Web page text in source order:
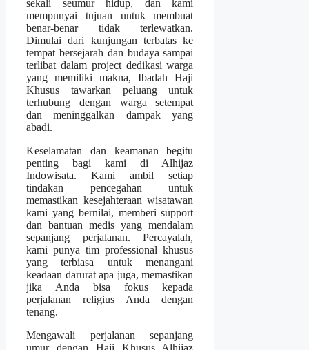
sekali seumur hidup, dan kami
mempunyai tujuan untuk membuat
benar-benar tidak terlewatkan.
Dimulai dari kunjungan terbatas ke
tempat bersejarah dan budaya sampai
terlibat dalam project dedikasi warga
yang memiliki makna, Ibadah Haji
Khusus tawarkan peluang untuk
terhubung dengan warga setempat
dan meninggalkan dampak yang
abadi.
Keselamatan dan keamanan begitu
penting bagi kami di Alhijaz
Indowisata. Kami ambil setiap
tindakan pencegahan untuk
memastikan kesejahteraan wisatawan
kami yang bernilai, memberi support
dan bantuan medis yang mendalam
sepanjang perjalanan. Percayalah,
kami punya tim professional khusus
yang terbiasa untuk menangani
keadaan darurat apa juga, memastikan
jika Anda bisa fokus kepada
perjalanan religius Anda dengan
tenang.
Mengawali perjalanan sepanjang